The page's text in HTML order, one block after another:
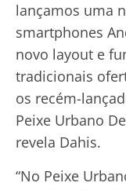
lançamos uma
smartphones
novo layout e
tradicionais
os recém-
Peixe Urbano
revela Dahis.
“No Peixe